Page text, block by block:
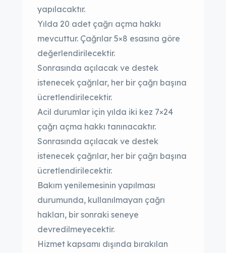
yapılacaktır.
Yılda 20 adet çağrı açma hakkı
mevcuttur. Çağrılar 5×8 esasına göre
değerlendirilecektir.
Sonrasında açılacak ve destek
istenecek çağrılar, her bir çağrı başına
ücretlendirilecektir.
Acil durumlar için yılda iki kez 7×24
çağrı açma hakkı tanınacaktır.
Sonrasında açılacak ve destek
istenecek çağrılar, her bir çağrı başına
ücretlendirilecektir.
Bakım yenilemesinin yapılması
durumunda, kullanılmayan çağrı
hakları, bir sonraki seneye
devredilmeyecektir.
Hizmet kapsamı dışında bırakılan